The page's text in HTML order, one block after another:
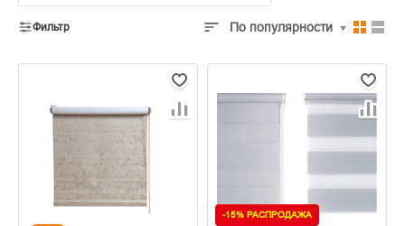
Фильтр По популярности
-15% РАСПРОДАЖА